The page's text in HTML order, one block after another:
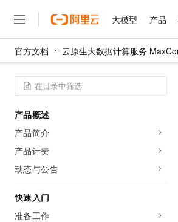
大模型 产品
官方文档 云原生大数据计算服务
产品概述
产品简介
产品计费
动态与公告
快速入门
准备工作
大模型
产品
精选产品
容器
解决方案
精选解决方案
大数据
权益
定价
云市场
伙伴
服务
了解阿里云